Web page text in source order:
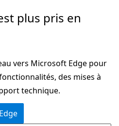
plus pris en
vers Microsoft Edge pour
des mises à
technique.